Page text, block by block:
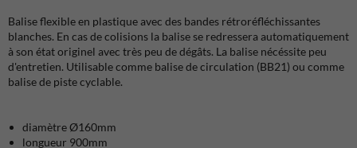
Balise flexible en plastique avec des bandes rétroréfléchissantes
blanches. En cas de colisions la balise se redressera automatiquement
à son état originel avec très peu de dégâts. La balise nécéssite peu
d'entretien. Utilisable comme balise de circulation (BB21) ou comme
balise de piste cyclable.
diamètre Ø160mm
longueur 900mm